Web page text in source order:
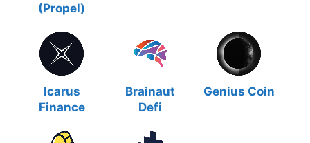
(Propel)
Icarus
Finance
Brainaut
Defi
Genius Coin